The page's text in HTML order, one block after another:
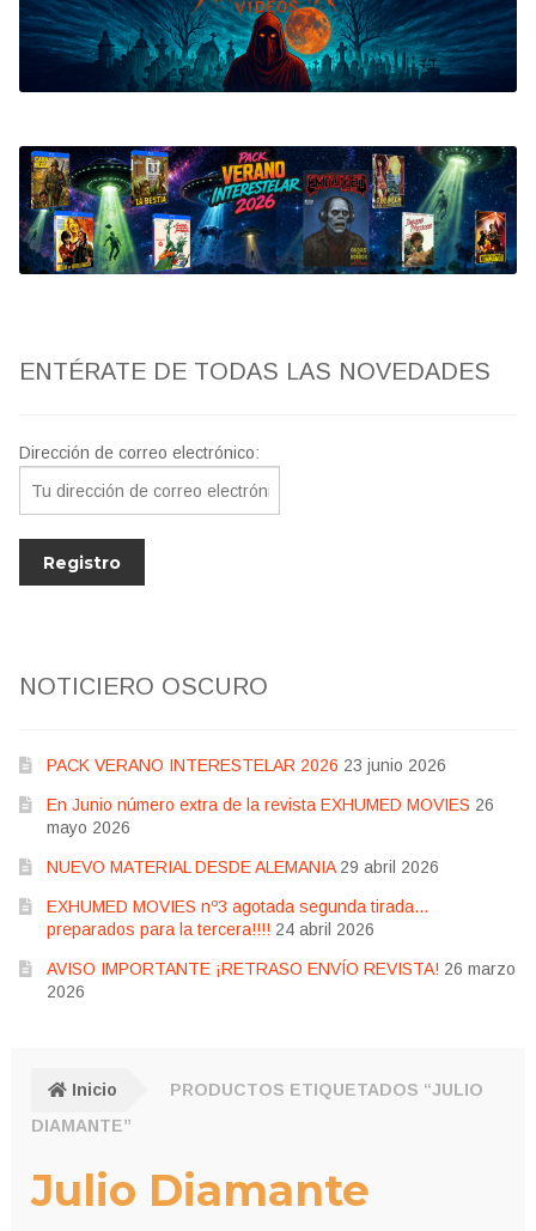
Bluray
Clasificada S
artwork
fantaterror
Jesús Franco
ENTÉRATE DE TODAS LAS NOVEDADES
Dirección de correo electrónico:
NOTICIERO OSCURO
PACK VERANO INTERESTELAR 2026 23 junio 2026
En Junio número extra de la revista EXHUMED MOVIES 26
mayo 2026
NUEVO MATERIAL DESDE ALEMANIA 29 abril 2026
EXHUMED MOVIES nº3 agotada segunda tirada…
preparados para la tercera!!!! 24 abril 2026
AVISO IMPORTANTE ¡RETRASO ENVÍO REVISTA! 26 marzo
2026
Inicio
PRODUCTOS ETIQUETADOS “JULIO
DIAMANTE”
Julio Diamante